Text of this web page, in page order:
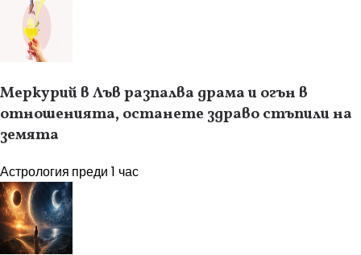
Меркурий в Лъв разпалва драма и огън в
отношенията, останете здраво стъпили на
земята
Астрология преди 1 час